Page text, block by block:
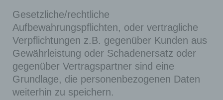
Gesetzliche/rechtliche
Aufbewahrungspflichten, oder vertragliche
Verpflichtungen z.B. gegenüber Kunden aus
Gewährleistung oder Schadenersatz oder
gegenüber Vertragspartner sind eine
Grundlage, die personenbezogenen Daten
weiterhin zu speichern.
ss_a
km_
mobi
le
den
Verwal
tungsb
ereich
von
WordP
ress
Jahr